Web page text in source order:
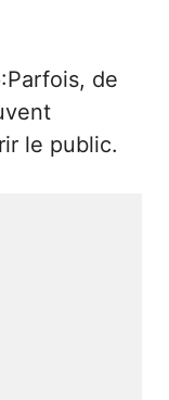
:Parfois, de
le public.